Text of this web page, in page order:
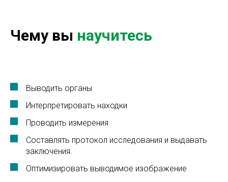
Чему вы научитесь
Выводить органы
Интерпретировать находки
Проводить измерения
Составлять протокол исследования и выдавать
заключения.
Оптимизировать выводимое изображение